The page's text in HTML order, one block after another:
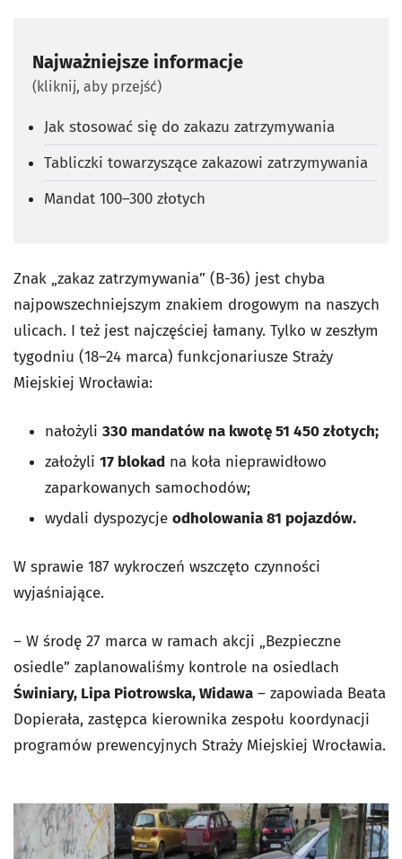
Najważniejsze informacje
(kliknij, aby przejść)
Jak stosować się do zakazu zatrzymywania
Tabliczki towarzyszące zakazowi zatrzymywania
Mandat 100–300 złotych
Znak „zakaz zatrzymywania” (B-36) jest chyba
najpowszechniejszym znakiem drogowym na naszych
ulicach. I też jest najczęściej łamany. Tylko w zeszłym
tygodniu (18–24 marca) funkcjonariusze Straży
Miejskiej Wrocławia:
nałożyli 330 mandatów na kwotę 51 450 złotych;
założyli 17 blokad na koła nieprawidłowo
zaparkowanych samochodów;
wydali dyspozycje odholowania 81 pojazdów.
W sprawie 187 wykroczeń wszczęto czynności
wyjaśniające.
– W środę 27 marca w ramach akcji „Bezpieczne
osiedle” zaplanowaliśmy kontrole na osiedlach
Świniary, Lipa Piotrowska, Widawa – zapowiada Beata
Dopierała, zastępca kierownika zespołu koordynacji
programów prewencyjnych Straży Miejskiej Wrocławia.